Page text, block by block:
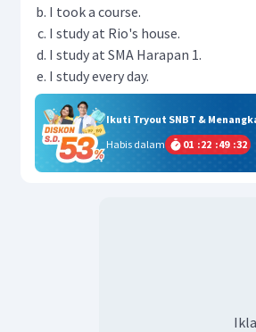
I took a course.
I study at Rio's house.
I study at SMA Harapan 1.
I study every day.
Ikuti Tryout SNBT &
Habis dalam
01 :22 :49 :31